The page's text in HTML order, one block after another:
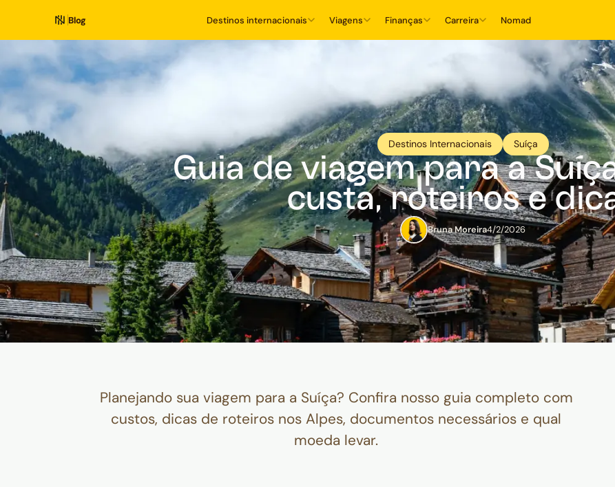
Blog Destinos internacionais Viagens Finanças Carreira Nomad
Destinos Internacionais Suíça
Guia de viagem para a
custa, roteiros e
Bruna Moreira4/2/2026
Planejando sua viagem para a Suíça? Confira nosso guia completo com
custos, dicas de roteiros nos Alpes, documentos necessários e qual
moeda levar.